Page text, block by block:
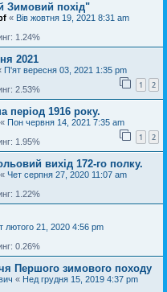
Зимовий похід"
« Вів жовтня 19, 2021 8:31 am
1.24%
2021
П'ят вересня 03, 2021 1:35 pm
1 2
2.53%
період 1916 року.
« Пон червня 14, 2021 7:35 am
1 2
1.95%
вихiд 172-го полку.
« Чет серпня 27, 2020 11:07 am
1.22%
лютого 21, 2020 4:56 pm
0.26%
Першого зимового походу
« Нед грудня 15, 2019 4:37 pm